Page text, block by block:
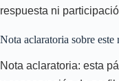
respuesta ni
Nota aclaratoria sobre este
Nota aclaratoria: esta